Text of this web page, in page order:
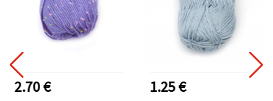
2.70 € 1.25 €